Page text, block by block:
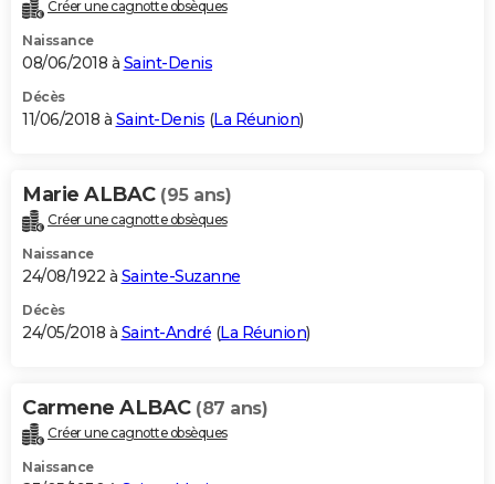
Créer une cagnotte obsèques
Naissance
08/06/2018 à Saint-Denis
Décès
11/06/2018 à Saint-Denis (La Réunion)
Marie ALBAC (95 ans)
Créer une cagnotte obsèques
Naissance
24/08/1922 à Sainte-Suzanne
Décès
24/05/2018 à Saint-André (La Réunion)
Carmene ALBAC (87 ans)
Créer une cagnotte obsèques
Naissance